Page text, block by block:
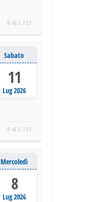
8 di 1.715
Lug 2026
Sabato
11
9 di 1.715
Lug 2026
Mercoledì
8